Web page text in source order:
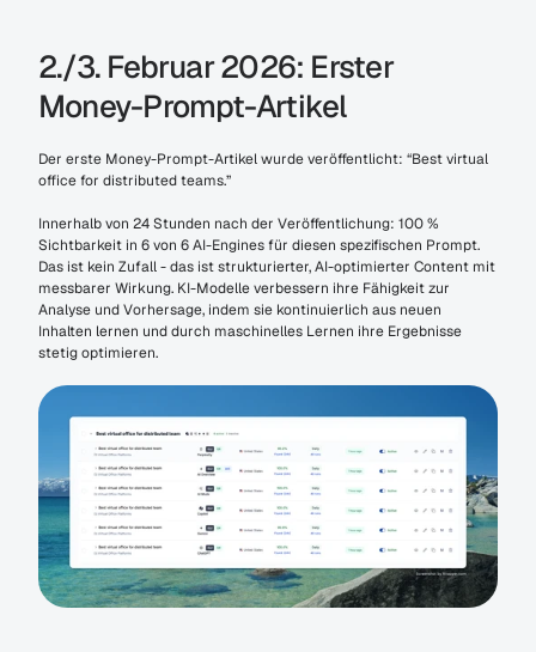
2./3. Februar 2026: Erster
Money-Prompt-Artikel
Der erste Money-Prompt-Artikel wurde veröffentlicht: “Best virtual
office for distributed teams.”
Innerhalb von 24 Stunden nach der Veröffentlichung: 100 %
Sichtbarkeit in 6 von 6 AI-Engines für diesen spezifischen Prompt.
Das ist kein Zufall - das ist strukturierter, AI-optimierter Content mit
messbarer Wirkung. KI-Modelle verbessern ihre Fähigkeit zur
Analyse und Vorhersage, indem sie kontinuierlich aus neuen
Inhalten lernen und durch maschinelles Lernen ihre Ergebnisse
stetig optimieren.